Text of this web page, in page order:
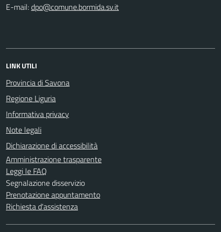
E-mail:
LINK UTILI
Provincia di Savona
Regione Liguria
Informativa privacy
Note legali
Dichiarazione di accessibilità
Amministrazione trasparente
Leggi le FAQ
Segnalazione disservizio
Prenotazione appuntamento
Richiesta d'assistenza